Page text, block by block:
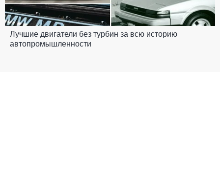
Лучшие двигатели без турбин за всю историю
автопромышленности